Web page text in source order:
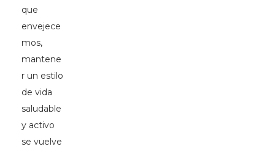
que
envejece
mos,
mantene
r un estilo
de vida
saludable
y activo
se vuelve